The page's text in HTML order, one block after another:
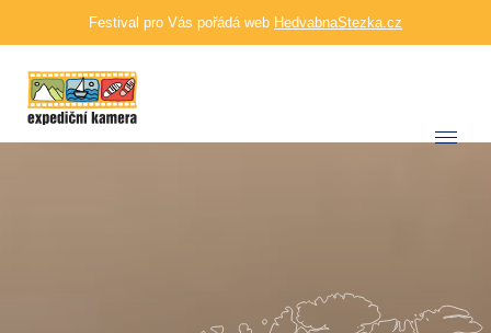
Festival pro Vás pořádá web HedvabnaStezka.cz